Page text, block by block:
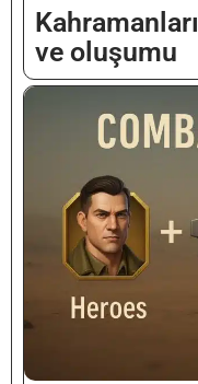
ve oluşumu